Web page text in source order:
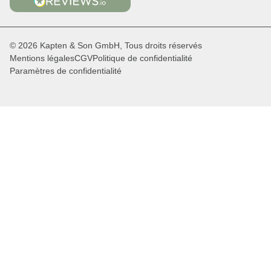
© 2026 Kapten & Son GmbH, Tous droits réservés
Mentions légalesCGVPolitique de confidentialité
Paramètres de confidentialité